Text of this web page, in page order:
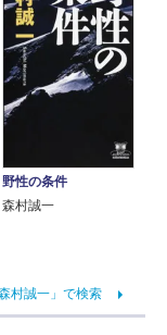
野性の条件
森村誠一
村誠一」で検索